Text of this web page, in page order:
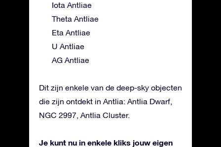
Iota Antliae
Theta Antliae
Eta Antliae
U Antliae
AG Antliae
Dit zijn enkele van de deep-sky objecten
die zijn ontdekt in Antlia: Antlia Dwarf,
NGC 2997, Antlia Cluster.
Je kunt nu in enkele kliks jouw eigen